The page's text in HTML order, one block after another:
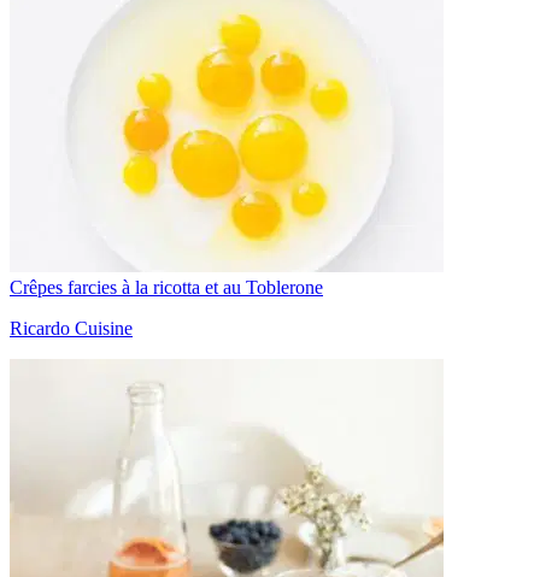
Crêpes farcies à la ricotta et au Toblerone
Ricardo Cuisine